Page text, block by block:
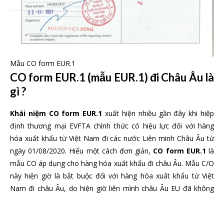
Mẫu CO form EUR.1
CO form EUR.1 (mẫu EUR.1) đi Châu Âu là
gì ?
Khái niệm CO form EUR.1 xuất hiện nhiều gần đây khi hiệp
định thương mại EVFTA chính thức có hiệu lực đối với hàng
hóa xuất khẩu từ Việt Nam đi các nước Liên minh Châu Âu từ
ngày 01/08/2020. Hiểu một cách đơn giản, CO form EUR.1 là
mẫu CO áp dụng cho hàng hóa xuất khẩu đi châu Âu. Mẫu C/O
này hiện giờ là bắt buộc đối với hàng hóa xuất khẩu từ Việt
Nam đi châu Âu, do hiện giờ liên mình châu Âu EU đã không